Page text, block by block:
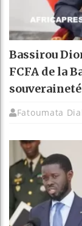
Bassirou
FCFA de la
Fatoumata